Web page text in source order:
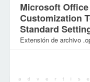
Microsoft Office
Customization
Standard
Extensión de archivo